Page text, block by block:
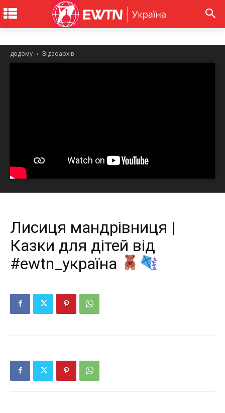
додому Відеоархів
Лисиця мандрівниця |
Казки для дітей від
#ewtn_україна